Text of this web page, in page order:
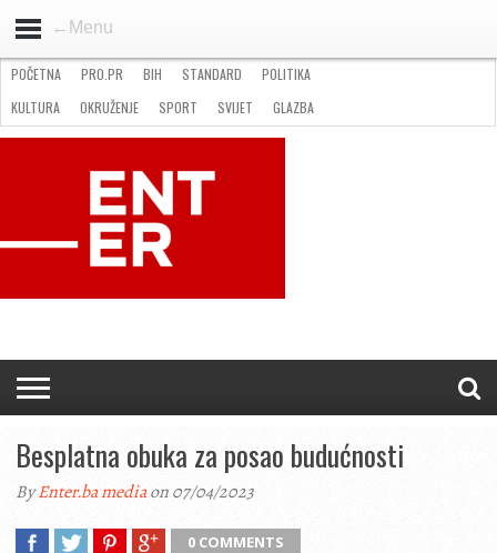
←Menu
STANDARD
GOSPODARSTVO
OKRUŽENJE
POČETNA PRO.PR BIH STANDARD
POLITIKA
KULTURA
OKRUŽENJE SPORT SVIJET
GLAZBA
NATJEČAJI
FILMING LOCATION IN BH KONTAKT
Besplatna obuka za posao budućnosti
ByEnter.ba mediaon 07/04/2023
0 COMMENTS